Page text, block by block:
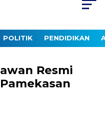
POLITIK PENDIDIKAN
Resmi